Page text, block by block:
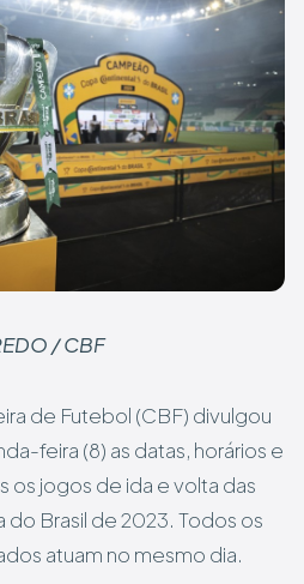
/ CBF
de Futebol (CBF) divulgou
feira (8) as datas, horários e
os jogos de ida e volta das
do Brasil de 2023. Todos os
atuam no mesmo dia.